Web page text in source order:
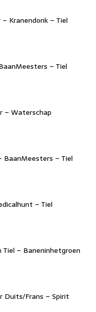
Kranendonk – Tiel
– Tiel
– Waterschap
– Tiel
– Tiel
Tiel – Baneninhetgroen
Duits/Frans – Spirit